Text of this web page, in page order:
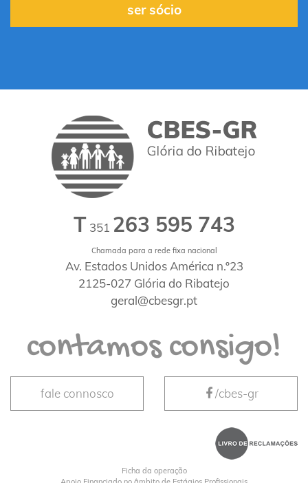
ser sócio
T 351 263 595 743
Chamada para a rede fixa nacional
Av. Estados Unidos América n.º23
2125-027 Glória do Ribatejo
geral@cbesgr.pt
contamos consigo!
fale connosco /cbes-gr
Ficha da operação